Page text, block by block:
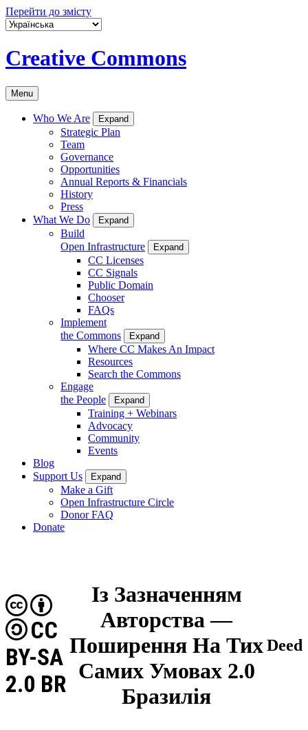
Перейти до змісту
Creative Commons
Menu
Who We Are Expand
Strategic Plan
Team
Governance
Opportunities
Annual Reports & Financials
History
Press
What We Do
Expand
Build
Open Infrastructure
Expand
CC Licenses
CC Signals
Public Domain
Chooser
FAQs
Implement
the Commons
Expand
Where CC Makes An Impact
Resources
Search the Commons
Engage
the People
Expand
Training + Webinars
Advocacy
Community
Events
Blog
Support Us
Expand
Make a Gift
Open Infrastructure Circle
Donor FAQ
Donate
Із Зазначенням
Авторства —
Поширення На Тих
Самих Умовах 2.0
Бразилія
CC
BY-SA
2.0 BR
Deed